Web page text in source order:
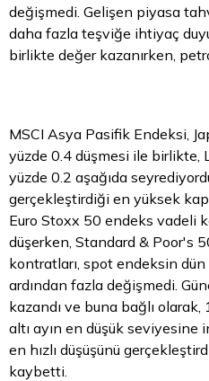
değişmedi. Gelişen piyasa
daha fazla teşviğe ihtiyaç
birlikte değer kazanırken,
MSCI Asya Pasifik Endeksi,
yüzde 0.4 düşmesi ile birlikte,
yüzde 0.2 aşağıda
gerçekleştirdiği en yüksek
Euro Stoxx 50 endeks vadeli
düşerken, Standard & Poor's
kontratları, spot endeksin
ardından fazla değişmedi.
kazandı ve buna bağlı
altı ayın en düşük
en hızlı düşüşünü
kaybetti.